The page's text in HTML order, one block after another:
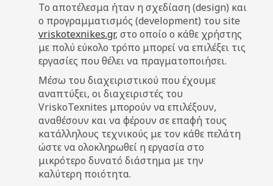
Το αποτέλεσμα ήταν η σχεδίαση (design) και
ο προγραμματισμός (development) του site
vriskotexnikes.gr, στο οποίο ο κάθε χρήστης
με πολύ εύκολο τρόπο μπορεί να επιλέξει τις
εργασίες που θέλει να πραγματοποιήσει.
Μέσω του διαχειριστικού που έχουμε
αναπτύξει, οι διαχειριστές του
VriskoTexnites μπορούν να επιλέξουν,
αναθέσουν και να φέρουν σε επαφή τους
κατάλληλους τεχνικούς με τον κάθε πελάτη
ώστε να ολοκληρωθεί η εργασία στο
μικρότερο δυνατό διάστημα με την
καλύτερη ποιότητα.